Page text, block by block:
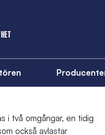
i två omgångar, en tidig
också avlastar